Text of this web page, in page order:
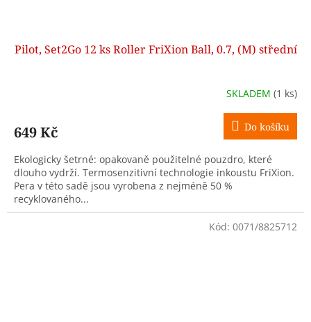
Pilot, Set2Go 12 ks Roller FriXion Ball, 0.7, (M) střední
SKLADEM (1 ks)
649 Kč Do košíku
Ekologicky šetrné: opakovaně použitelné pouzdro, které
dlouho vydrží. Termosenzitivní technologie inkoustu FriXion.
Pera v této sadě jsou vyrobena z nejméně 50 %
recyklovaného...
Kód: 0071/8825712